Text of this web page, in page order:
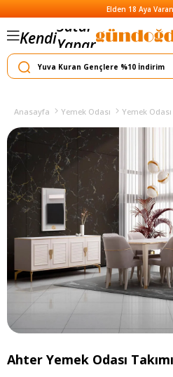
Elden 18 Aya
KendiYapar
Satar
Anasayfa Yemek Odası Yemek Odası
Ahter Yemek Odası Takımı